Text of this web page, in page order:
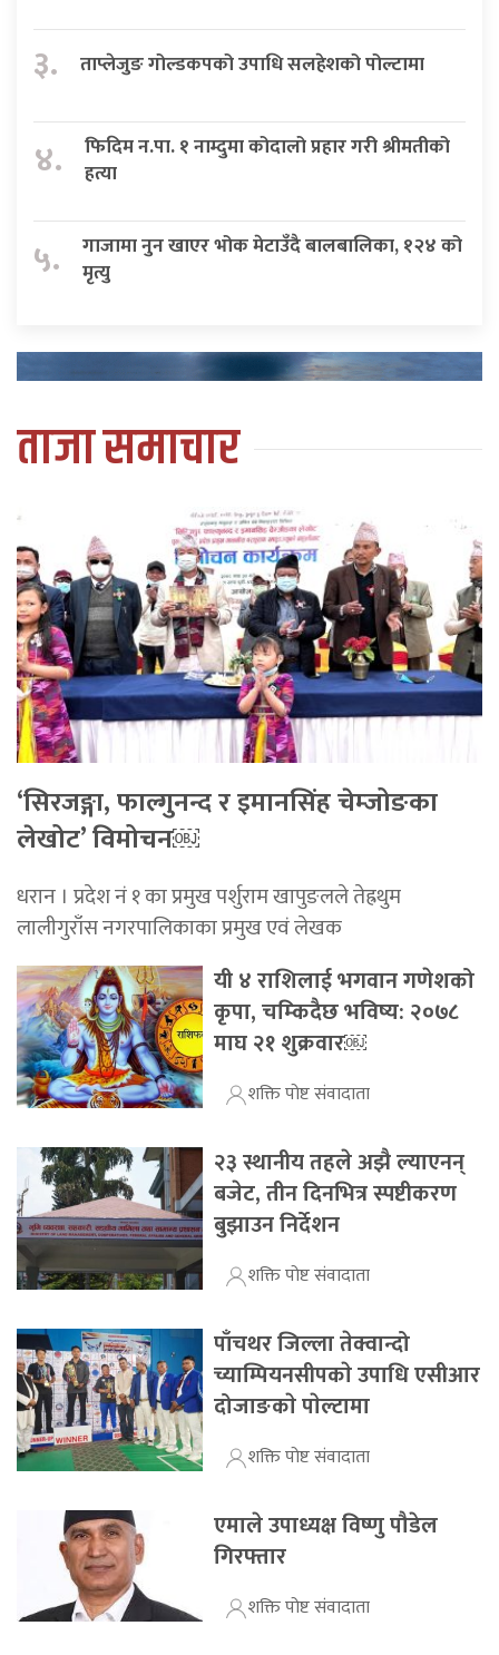
३. ताप्लेजुङ गोल्डकपको उपाधि सलहेशको पोल्टामा
४.
फिदिम न.पा. १ नाम्दुमा कोदालो प्रहार गरी श्रीमतीको
हत्या
५.
गाजामा नुन खाएर भोक मेटाउँदै बालबालिका, १२४ को
मृत्यु
ताजा समाचार
‘सिरजङ्गा, फाल्गुनन्द र इमानसिंह चेम्जोङका
लेखोट’ विमोचन￼
धरान । प्रदेश नं १ का प्रमुख पर्शुराम खापुङलले तेह्रथुम
लालीगुराँस नगरपालिकाका प्रमुख एवं लेखक
यी ४ राशिलाई भगवान गणेशको
कृपा, चम्किदैछ भविष्य: २०७८
माघ २१ शुक्रवार￼
शक्ति पोष्ट संवादाता
२३ स्थानीय तहले अझै ल्याएनन्
बजेट, तीन दिनभित्र स्पष्टीकरण
बुझाउन निर्देशन
शक्ति पोष्ट संवादाता
पाँचथर जिल्ला तेक्वान्दो
च्याम्पियनसीपकाे उपाधि एसीआर
दोजाङकाे पाेल्टामा
शक्ति पोष्ट संवादाता
एमाले उपाध्यक्ष विष्णु पौडेल
गिरफ्तार
शक्ति पोष्ट संवादाता